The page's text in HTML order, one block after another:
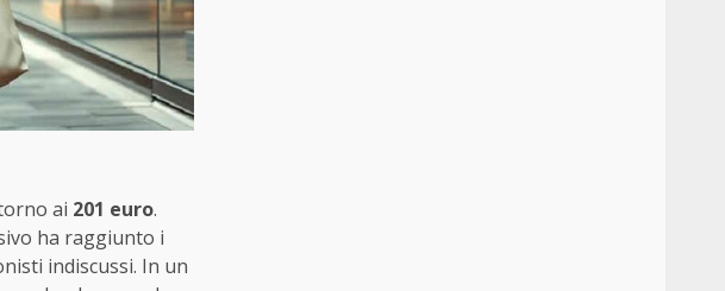
ai 201 euro.
ha raggiunto i
indiscussi. In un